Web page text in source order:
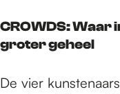
CROWDS: Waar
groter geheel
De vier